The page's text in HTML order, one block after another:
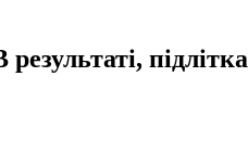
підлітка